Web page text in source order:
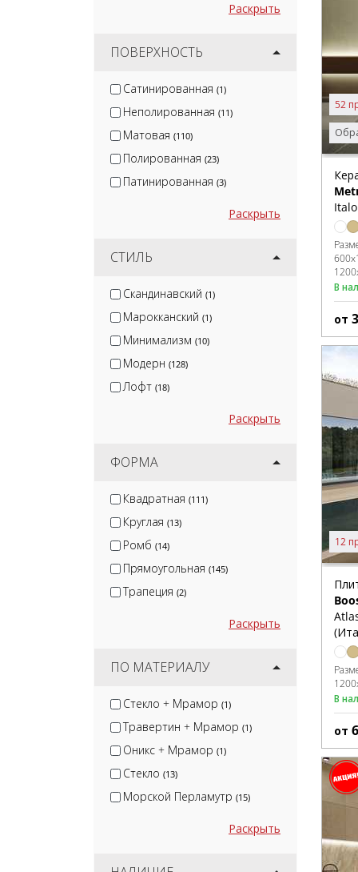
Раскрыть
ПОВЕРХНОСТЬ
Сатинированная (1)
Неполированная (11)
Матовая (110)
Полированная (23)
Патинированная (3)
Раскрыть
СТИЛЬ
Скандинавский (1)
Марокканский (1)
Минимализм (10)
Модерн (128)
Лофт (18)
Раскрыть
ФОРМА
Квадратная (111)
Круглая (13)
Ромб (14)
Прямоугольная (145)
Трапеция (2)
Раскрыть
ПО МАТЕРИАЛУ
Стекло + Мрамор (1)
Травертин + Мрамор (1)
Оникс + Мрамор (1)
Стекло (13)
Морской Перламутр (15)
Раскрыть
52
В
от
12
В
от